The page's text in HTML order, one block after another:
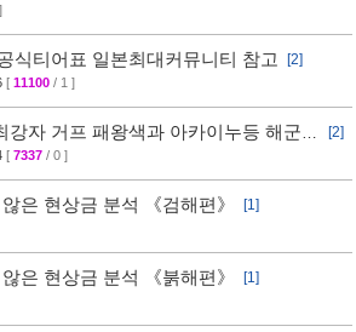
식티어표 일본최대커뮤니티 참고
[2]
[ 11100 / 1 ]
강자 거프 패왕색과 아카이누등 해군현
[2]
[ 7337 / 0 ]
은 현상금 분석 《검해편》
[1]
은 현상금 분석 《붉해편》
[1]